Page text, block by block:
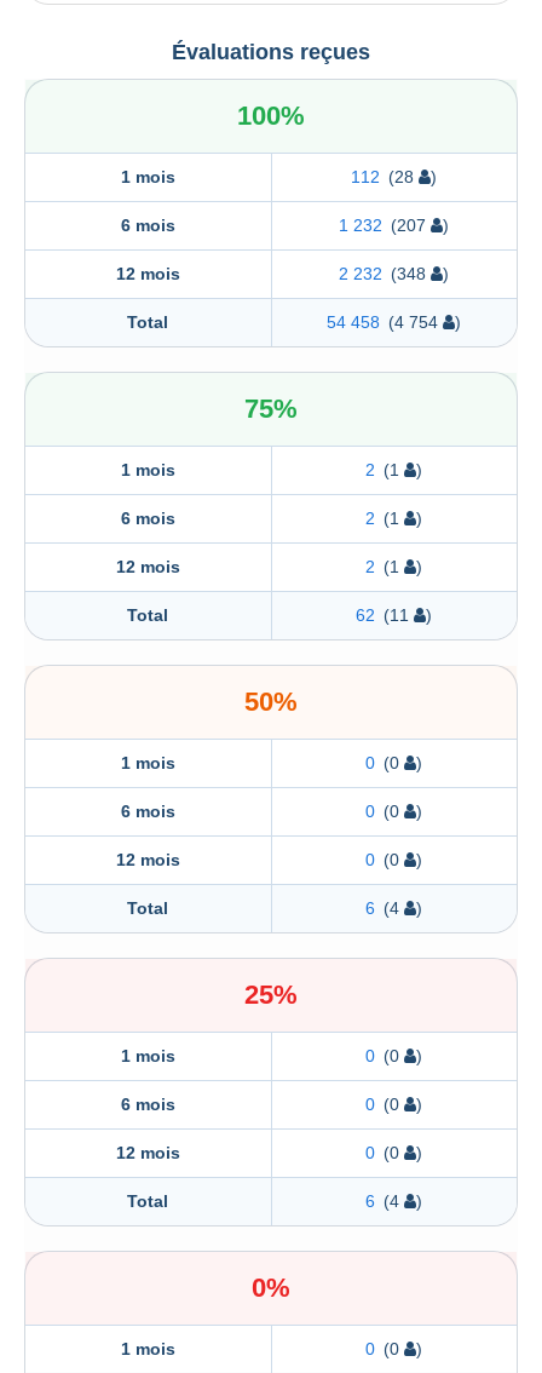
Évaluations reçues
100%
1 mois 112 (28 )
6 mois 1 232 (207 )
12 mois 2 232 (348 )
Total 54 458 (4 754 )
75%
1 mois 2 (1 )
6 mois 2 (1 )
12 mois 2 (1 )
Total 62 (11 )
50%
1 mois 0 (0 )
6 mois 0 (0 )
12 mois 0 (0 )
Total 6 (4 )
25%
1 mois 0 (0 )
6 mois 0 (0 )
12 mois 0 (0 )
Total 6 (4 )
0%
1 mois 0 (0 )